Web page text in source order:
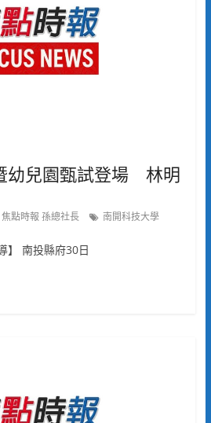
幼兒園甄試登場 林明
焦點時報 孫總社長 南開科技大學
】 南投縣府30日